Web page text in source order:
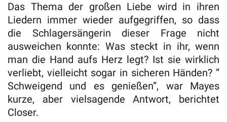
Das Thema der großen Liebe wird in ihren
Liedern immer wieder aufgegriffen, so dass
die Schlagersängerin dieser Frage nicht
ausweichen konnte: Was steckt in ihr, wenn
man die Hand aufs Herz legt? Ist sie wirklich
verliebt, vielleicht sogar in sicheren Händen? ”
Schweigend und es genießen”, war Mayes
kurze, aber vielsagende Antwort, berichtet
Closer.